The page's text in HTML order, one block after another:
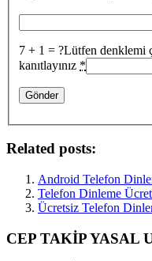
7 + 1 = ?Lütfen denklemi
kanıtlayınız *
Related posts:
Android Telefon
Telefon Dinleme
Ücretsiz Telefon
CEP TAKİP YASAL